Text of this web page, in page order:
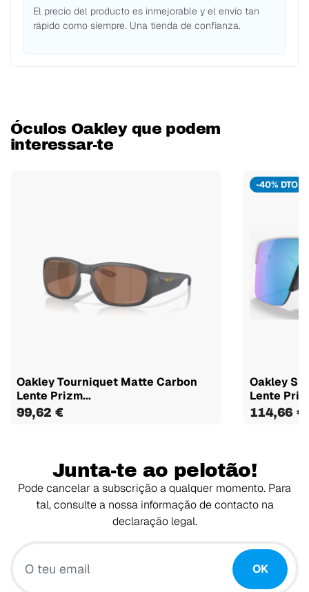
El precio del producto es inmejorable y el envío tan
rápido como siempre. Una tienda de confianza.
Óculos Oakley que podem
interessar-te
Oakley Tourniquet Matte Carbon
Lente Prizm...
99,62 €
-40% DTO
Oakley
Lente
114,66 €
Junta-te ao pelotão!
Pode cancelar a subscrição a qualquer momento. Para
tal, consulte a nossa informação de contacto na
declaração legal.
OK